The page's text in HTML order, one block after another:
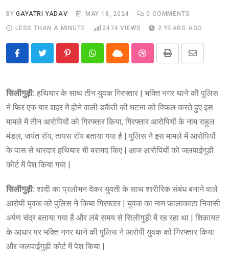
BYGAYATRI YADAV MAY 18, 2024 0 COMMENTS
LESS THAN A MINUTE
2474 VIEWS 2 YEARS AGO
PinterestWhatsappCloud StumbleUpon
Print
Share
Email
सिलीगुड़ी: हथियार के साथ तीन युवक गिरफ्तार | भक्ति नगर थाने की पुलिस
ने फिर एक बार शहर में होने वाली डकैती की घटना को विफल करते हुए इस
मामले में तीन आरोपियों को गिरफ्तार किया, गिरफ्तार आरोपियों के नाम राहुल
मंडल, जयंत रॉय, तापस रॉय बताया गया है | पुलिस ने इस मामले में आरोपियों
के पास से धारदार हथियार भी बरामद किए | आज आरोपियों को जलपाईगुड़ी
कोर्ट में पेश किया गया |
सिलीगुड़ी: शादी का प्रलोभन देकर युवती के साथ शारीरिक संबंध बनाने वाले
आरोपी युवक को पुलिस ने किया गिरफ्तार | युवक का नाम फालाकाटा निवासी
अर्पण चंद्र बताया गया है और लंबे समय से सिलीगुड़ी में रह रहा था | शिकायत
के आधार पर भक्ति नगर थाने की पुलिस ने आरोपी युवक को गिरफ्तार किया
और जलपाईगुड़ी कोर्ट में पेश किया |